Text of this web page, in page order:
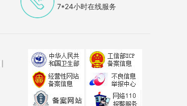
7*24小时在线服务